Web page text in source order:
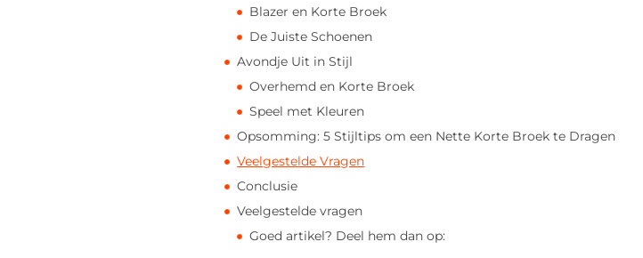
Blazer en Korte Broek
De Juiste Schoenen
Avondje Uit in Stijl
Overhemd en Korte Broek
Speel met Kleuren
Opsomming: 5 Stijltips om een Nette Korte Broek te Dragen
Veelgestelde Vragen
Conclusie
Veelgestelde vragen
Goed artikel? Deel hem dan op: